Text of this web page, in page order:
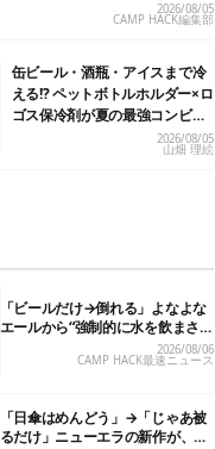
2026/08/05
CAMP HACK編集部
缶ビール・酒瓶・アイスまで冷
える!? ペットボトルホルダー×ロ
ゴス保冷剤が夏の最強コンビだ
2026/08/05
山畑 理絵
「ビールだけ→倒れる」よなよな
エールから“強制的に水を飲まさ
2026/08/06
CAMP HACK最速ニュース
「日傘はめんどう」→「じゃあ被
るだけ」ニューエラの新作が、真